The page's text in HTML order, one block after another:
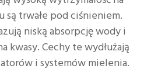
są trwałe pod ciśnieniem.
niską absorpcję wody i
kwasy. Cechy te wydłużają
i systemów mielenia.